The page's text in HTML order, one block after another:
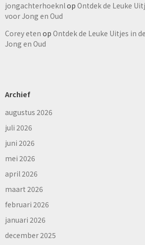
jongachterhoeknlop Ontdek de Leuke
voor Jong en Oud
Corey eten op Ontdek de Leuke Uitjes in
Jong en Oud
Archief
augustus 2026
juli 2026
juni 2026
mei 2026
april 2026
maart 2026
februari 2026
januari 2026
december 2025